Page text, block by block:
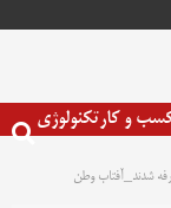
و کارتکنولوژی